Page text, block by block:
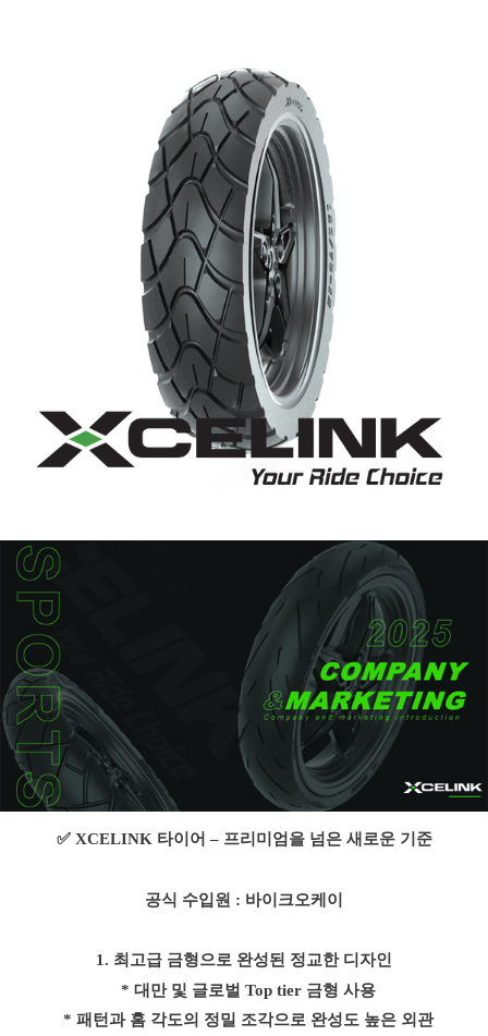
✅XCELINK 타이어 – 프리미엄을 넘은 새로운 기준
공식 수입원 : 바이크오케이
1. 최고급 금형으로 완성된 정교한 디자인
* 대만 및 글로벌 Top tier 금형 사용
* 패턴과 홈 각도의 정밀 조각으로 완성도 높은 외관